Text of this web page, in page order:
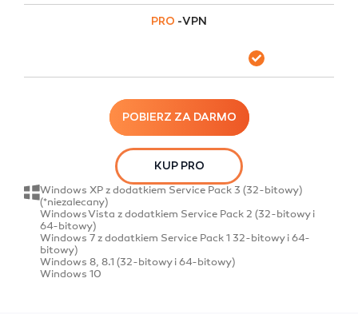
PRO -VPN
Windows XP z dodatkiem Service Pack 3 (32-bitowy)
(*niezalecany)
Windows Vista z dodatkiem Service Pack 2 (32-bitowy i
64-bitowy)
Windows 7 z dodatkiem Service Pack 1 32-bitowy i 64-
bitowy)
Windows 8, 8.1 (32-bitowy i 64-bitowy)
Windows 10
POBIERZ ZA DARMO
KUP PRO